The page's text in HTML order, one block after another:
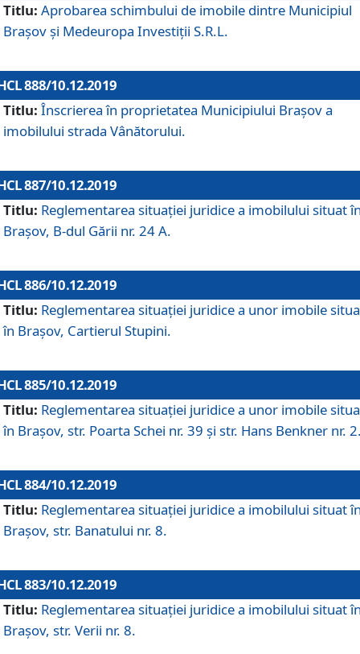
Titlu: Aprobarea schimbului de imobile dintre Municipiul
Brașov și Medeuropa Investiții S.R.L.
888/10.12.2019
Titlu: Înscrierea în proprietatea Municipiului Braşov a
imobilului strada Vânătorului.
887/10.12.2019
Titlu: Reglementarea situației juridice a imobilului situat
Brașov, B-dul Gării nr. 24 A.
886/10.12.2019
Titlu: Reglementarea situaţiei juridice a unor imobile
în Braşov, Cartierul Stupini.
885/10.12.2019
Titlu: Reglementarea situației juridice a unor imobile
în Brașov, str. Poarta Schei nr. 39 și str. Hans Benkner nr.
884/10.12.2019
Titlu: Reglementarea situației juridice a imobilului situat
Brașov, str. Banatului nr. 8.
883/10.12.2019
Titlu: Reglementarea situației juridice a imobilului situat
Brașov, str. Verii nr. 8.